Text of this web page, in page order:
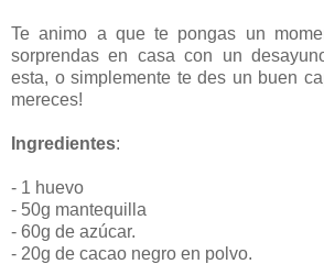
Te animo a que te pongas un
sorprendas en casa con un
esta, o simplemente te des un buen
mereces!
Ingredientes:
- 1 huevo
- 50g mantequilla
- 60g de azúcar.
- 20g de cacao negro en polvo.